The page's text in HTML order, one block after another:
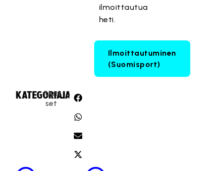
ilmoittautua
heti.
Ilmoittautuminen
(Suomisport)
KATEGORIA:
Uuti
set
JAA: